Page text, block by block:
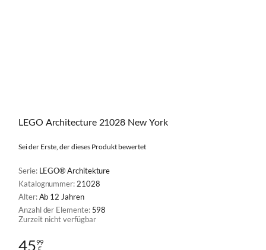
LEGO Architecture 21028 New York
Sei der Erste, der dieses Produkt bewertet
Serie: LEGO® Architekture
Katalognummer: 21028
Alter:Ab 12 Jahren
Anzahl der Elemente: 598
Zurzeit nicht verfügbar
4599
€